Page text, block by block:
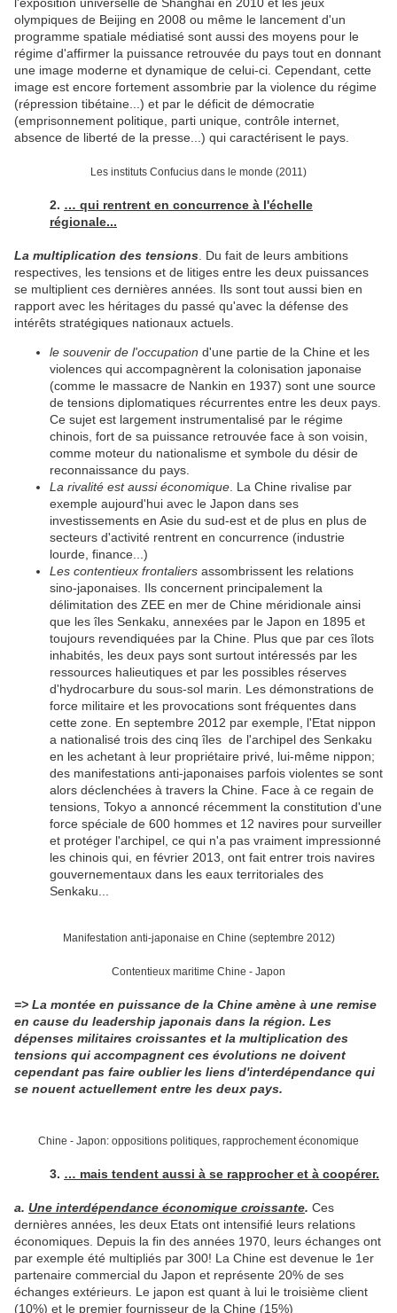
l'exposition universelle de Shanghai en 2010 et les jeux
olympiques de Beijing en 2008 ou même le lancement d'un
programme spatiale médiatisé sont aussi des moyens pour le
régime d'affirmer la puissance retrouvée du pays tout en donnant
une image moderne et dynamique de celui-ci. Cependant, cette
image est encore fortement assombrie par la violence du régime
(répression tibétaine...) et par le déficit de démocratie
(emprisonnement politique, parti unique, contrôle internet,
absence de liberté de la presse...) qui caractérisent le pays.
Les instituts Confucius dans le monde (2011)
2. … qui rentrent en concurrence à l'échelle
régionale...
La multiplication des tensions. Du fait de leurs ambitions
respectives, les tensions et de litiges entre les deux puissances
se multiplient ces dernières années. Ils sont tout aussi bien en
rapport avec les héritages du passé qu'avec la défense des
intérêts stratégiques nationaux actuels.
le souvenir de l'occupation d'une partie de la Chine et les
violences qui accompagnèrent la colonisation japonaise
(comme le massacre de Nankin en 1937) sont une source
de tensions diplomatiques récurrentes entre les deux pays.
Ce sujet est largement instrumentalisé par le régime
chinois, fort de sa puissance retrouvée face à son voisin,
comme moteur du nationalisme et symbole du désir de
reconnaissance du pays.
La rivalité est aussi économique. La Chine rivalise par
exemple aujourd'hui avec le Japon dans ses
investissements en Asie du sud-est et de plus en plus de
secteurs d'activité rentrent en concurrence (industrie
lourde, finance...)
Les contentieux frontaliers assombrissent les relations
sino-japonaises. Ils concernent principalement la
délimitation des ZEE en mer de Chine méridionale ainsi
que les îles Senkaku, annexées par le Japon en 1895 et
toujours revendiquées par la Chine. Plus que par ces îlots
inhabités, les deux pays sont surtout intéressés par les
ressources halieutiques et par les possibles réserves
d'hydrocarbure du sous-sol marin. Les démonstrations de
force militaire et les provocations sont fréquentes dans
cette zone. En septembre 2012 par exemple, l'Etat nippon
a nationalisé trois des cinq îles de l'archipel des Senkaku
en les achetant à leur propriétaire privé, lui-même nippon;
des manifestations anti-japonaises parfois violentes se sont
alors déclenchées à travers la Chine. Face à ce regain de
tensions, Tokyo a annoncé récemment la constitution d'une
force spéciale de 600 hommes et 12 navires pour surveiller
et protéger l'archipel, ce qui n'a pas vraiment impressionné
les chinois qui, en février 2013, ont fait entrer trois navires
gouvernementaux dans les eaux territoriales des
Senkaku...
Manifestation anti-japonaise en Chine (septembre 2012)
Contentieux maritime Chine - Japon
=> La montée en puissance de la Chine amène à une remise
en cause du leadership japonais dans la région. Les
dépenses militaires croissantes et la multiplication des
tensions qui accompagnent ces évolutions ne doivent
cependant pas faire oublier les liens d'interdépendance qui
se nouent actuellement entre les deux pays.
Chine - Japon: oppositions politiques, rapprochement économique
3. … mais tendent aussi à se rapprocher et à coopérer.
a. Une interdépendance économique croissante. Ces
dernières années, les deux Etats ont intensifié leurs relations
économiques. Depuis la fin des années 1970, leurs échanges ont
par exemple été multipliés par 300! La Chine est devenue le 1er
partenaire commercial du Japon et représente 20% de ses
échanges extérieurs. Le japon est quant à lui le troisième client
(10%) et le premier fournisseur de la Chine (15%)